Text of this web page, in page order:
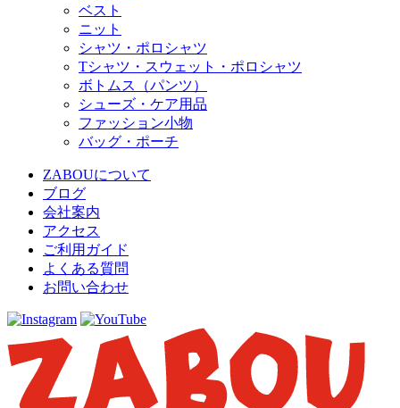
ベスト
ニット
シャツ・ポロシャツ
Tシャツ・スウェット・ポロシャツ
ボトムス（パンツ）
シューズ・ケア用品
ファッション小物
バッグ・ポーチ
ZABOUについて
ブログ
会社案内
アクセス
ご利用ガイド
よくある質問
お問い合わせ